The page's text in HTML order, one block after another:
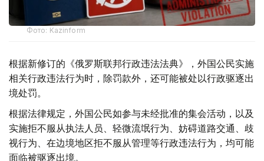
Фото: Kazinform
根据新修订的《俄罗斯联邦行政违法法典》，外国公民实施
相关行政违法行为时，除罚款外，还可能被处以行政驱逐出
境处罚。
根据法律规定，外国公民如参与未经批准的集会活动，以及
实施拒不服从执法人员、轻微流氓行为、妨碍道路交通、歧
视行为、在边境地区拒不服从管理等行政违法行为，均可能
面临被驱逐出境。